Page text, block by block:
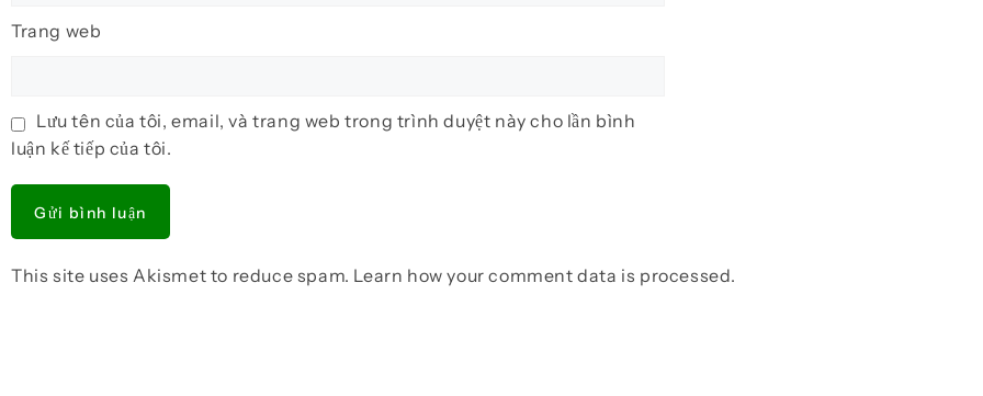
Trang web
Lưu tên của tôi, email, và trang web trong trình duyệt này cho lần bình
luận kế tiếp của tôi.
This site uses Akismet to reduce spam. Learn how your comment data is processed.